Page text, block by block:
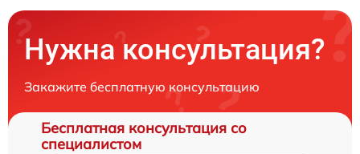
Нужна консультация?
Закажите бесплатную консультацию
Бесплатная консультация со
специалистом